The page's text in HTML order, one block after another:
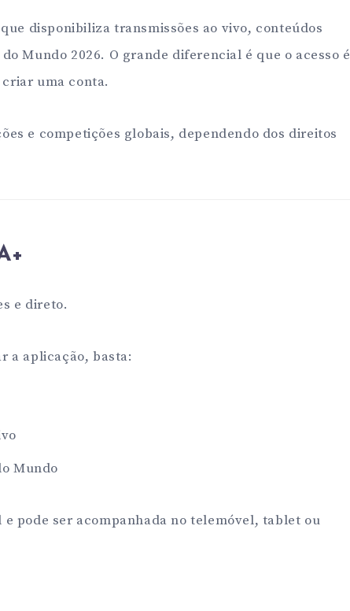
disponibiliza transmissões ao vivo, conteúdos
Mundo 2026. O grande diferencial é que o acesso é
uma conta.
e competições globais, dependendo dos direitos
e direto.
a aplicação, basta:
Mundo
pode ser acompanhada no telemóvel, tablet ou